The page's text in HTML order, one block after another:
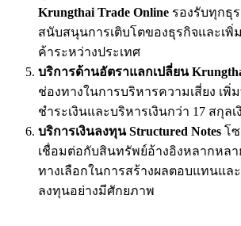
Krungthai Trade Online รองรับทุกธุร
สนับสนุนการเติบโตของธุรกิจและเพิ่
ค้าระหว่างประเทศ
บริการด้านอัตราแลกเปลี่ยน
ช่องทางในการบริหารความเสี่ยง เพิ่
ชำระเงินและบริหารเงินกว่า 17 สกุล
บริการเงินลงทุนStructured Notes โ
เชื่อมต่อกับสินทรัพย์อ้างอิงหลากหลา
ทางเลือกในการสร้างผลตอบแทนแล
ลงทุนอย่างมีศักยภาพ